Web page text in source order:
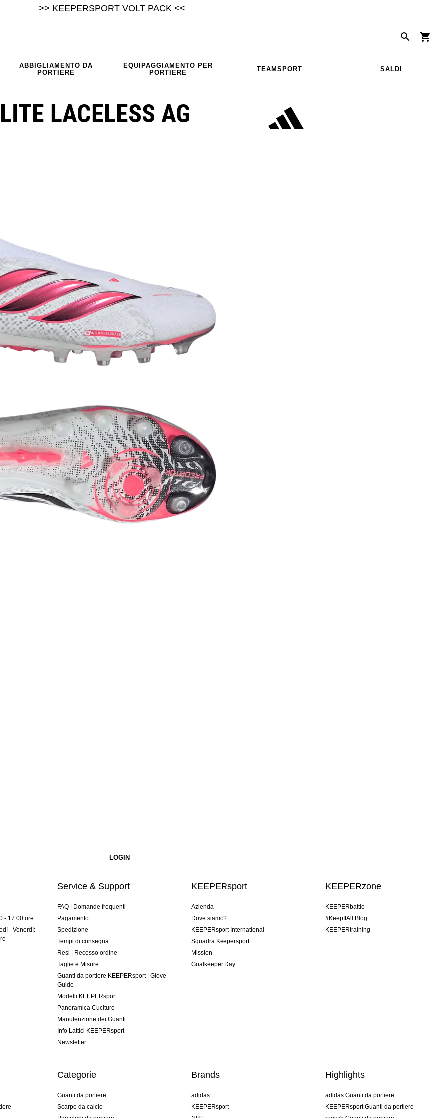
>> KEEPERSPORT VOLT PACK <<
ABBIGLIAMENTO DA
PORTIERE
EQUIPAGGIAMENTO PER
PORTIERE
TEAMSPORT SALDI
LACELESS AG
- 17:00 ore
- Venerdì:
Service & Support
FAQ | Domande frequenti
Pagamento
Spedizione
Tempi di consegna
Resi | Recesso ordine
Taglie e Misure
Guanti da portiere KEEPERsport | Glove
Guide
Modelli KEEPERsport
Panoramica Cuciture
Manutenzione dei Guanti
Info Lattici KEEPERsport
Newsletter
KEEPERsport
Azienda
Dove siamo?
KEEPERsport International
Squadra Keepersport
Mission
Goalkeeper Day
KEEPERzone
KEEPERbattle
#KeepItAll Blog
KEEPERtraining
Categorie
Guanti da portiere
Scarpe da calcio
Brands
adidas
KEEPERsport
Highlights
adidas Guanti da portiere
KEEPERsport Guanti da portiere